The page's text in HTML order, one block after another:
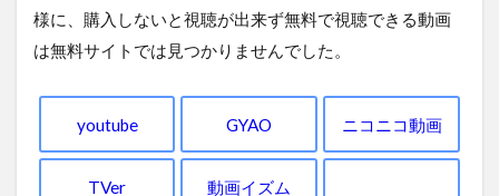
様に、購入しないと視聴が出来ず無料で視聴できる動画
は無料サイトでは見つかりませんでした。
youtube GYAO ニコニコ動画
TVer 動画イズム